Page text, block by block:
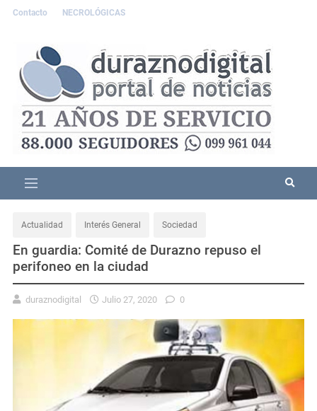
Contacto NECROLÓGICAS
Actualidad Interés General Sociedad
En guardia: Comité de Durazno repuso el
perifoneo en la ciudad
duraznodigital Julio 27, 2020 0